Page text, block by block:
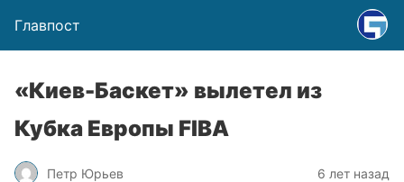
Главпост
«Киев-Баскет» вылетел из
Кубка Европы FIBA
Петр Юрьев 6 лет назад